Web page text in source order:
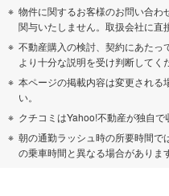
物件に関するお客様のお問い合わ
関与いたしません。取扱会社に直
不動産購入の検討、契約にあたっ
より十分な説明を受け判断してく
本ページの掲載内容は変更される
い。
クチコミはYahoo!不動産が独自で
朝の通勤ラッシュ時の所要時間で
の乗車時間と異なる場合があります